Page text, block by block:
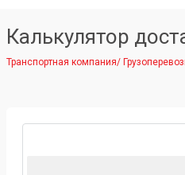
Калькулятор
Транспортная компания/